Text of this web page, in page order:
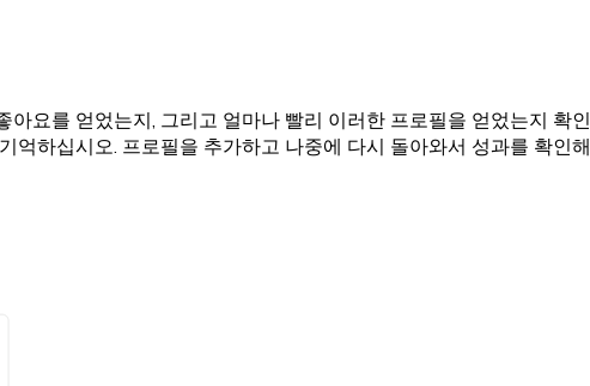
요를 얻었는지, 그리고 얼마나 빨리 이러한 프로필을 얻었는지 확
억하십시오. 프로필을 추가하고 나중에 다시 돌아와서 성과를 확인